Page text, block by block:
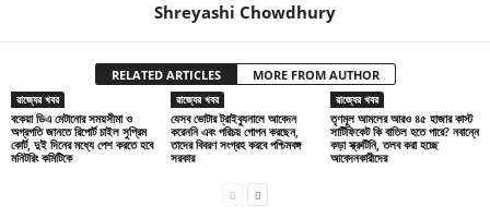
Shreyashi Chowdhury
RELATED ARTICLES MORE FROM AUTHOR
রাজ্যের খবর
বকেয়া ডিএ মেটানোর সময়সীমা ও
অগ্রগতি জানতে রিপোর্ট চাইল সুপ্রিম
কোর্ট, দুই দিনের মধ্যে পেশ করতে হবে
মনিটরিং কমিটিকে
রাজ্যের খবর
যেসব ভোটার ট্রাইব্যুনালে আবেদন
করেননি এবং পরিচয় গোপন করছেন,
তাদের বিবরণ সংগ্রহ করবে পশ্চিমবঙ্গ
সরকার
রাজ্যের খবর
তৃণমূল আমলের আরও ৪৫ হাজার কাস্ট
সার্টিফিকেট কি বাতিল হতে পারে? নবান্নে
কড়া স্ক্রুটিনি, তলব করা হচ্ছে
আবেদনকারীদের